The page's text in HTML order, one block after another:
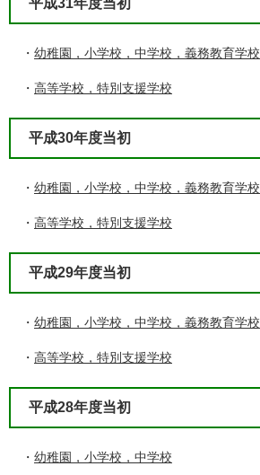
平成31年度当初
・ 幼稚園，小学校，中学校，義務教育学校
・ 高等学校，特別支援学校
平成30年度当初
・ 幼稚園，小学校，中学校，義務教育学校
・ 高等学校，特別支援学校
平成29年度当初
・ 幼稚園，小学校，中学校，義務教育学校
・ 高等学校，特別支援学校
平成28年度当初
・ 幼稚園，小学校，中学校